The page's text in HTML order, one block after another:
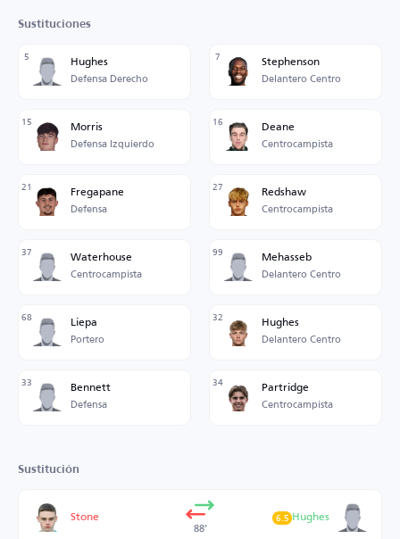
Sustituciones
5 Hughes
Defensa Derecho
7 Stephenson
Delantero Centro
15 Morris
Defensa Izquierdo
16 Deane
Centrocampista
21 Fregapane
Defensa
27 Redshaw
Centrocampista
37 Waterhouse
Centrocampista
99 Mehasseb
Delantero Centro
68 Liepa
Portero
32 Hughes
Delantero Centro
33 Bennett
Defensa
34 Partridge
Centrocampista
Sustitución
Stone
88’
Hughes
6.5